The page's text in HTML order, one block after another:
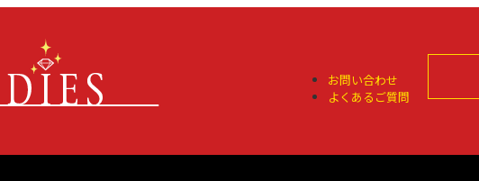
お問い合わせ
よくあるご質問